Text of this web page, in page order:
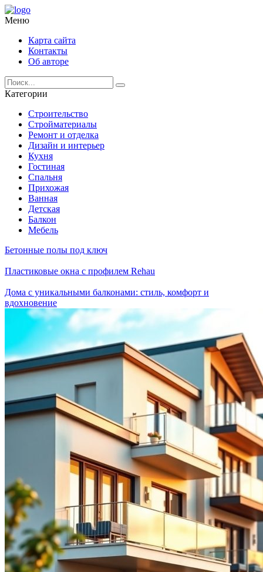
Меню
Карта сайта
Контакты
Об авторе
Категории
Строительство
Стройматериалы
Ремонт и отделка
Дизайн и интерьер
Кухня
Гостиная
Спальня
Прихожая
Ванная
Детская
Балкон
Мебель
Бетонные полы под ключ
Пластиковые окна с профилем Rehau
Дома с уникальными балконами: стиль, комфорт и
вдохновение